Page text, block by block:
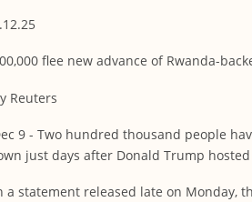
Süd-
sein.
flee new advance of Rwanda-
Reuters
9 - Two hundred thousand people
just days after Donald Trump
a statement released late on Monday,